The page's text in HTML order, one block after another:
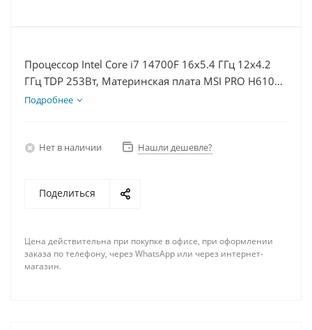
Процессор Intel Core i7 14700F 16x5.4 ГГц 12x4.2
ГГц TDP 253Вт, Материнская плата MSI PRO H610M-
E, Видеокарта RTX 5070Ti 16Гб, Память
Подробнее
Нет в наличии Нашли дешевле?
Поделиться
Цена действительна при покупке в офисе, при оформлении
заказа по телефону, через WhatsApp или через интернет-
магазин.